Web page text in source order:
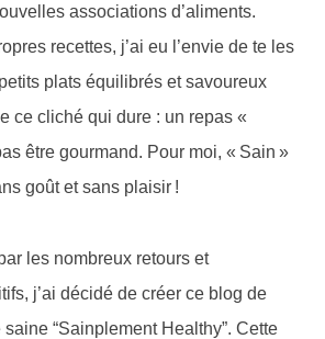
associations d’aliments.
recettes, j’ai eu l’envie de te les
plats équilibrés et savoureux
ce cliché qui dure : un repas «
être gourmand. Pour moi, « Sain »
goût et sans plaisir !
les nombreux retours et
j’ai décidé de créer ce blog de
“Sainplement Healthy”. Cette